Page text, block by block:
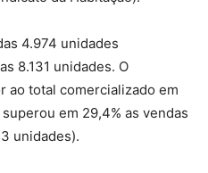
4.974 unidades
8.131 unidades. O
ao total comercializado em
em 29,4% as vendas
unidades).